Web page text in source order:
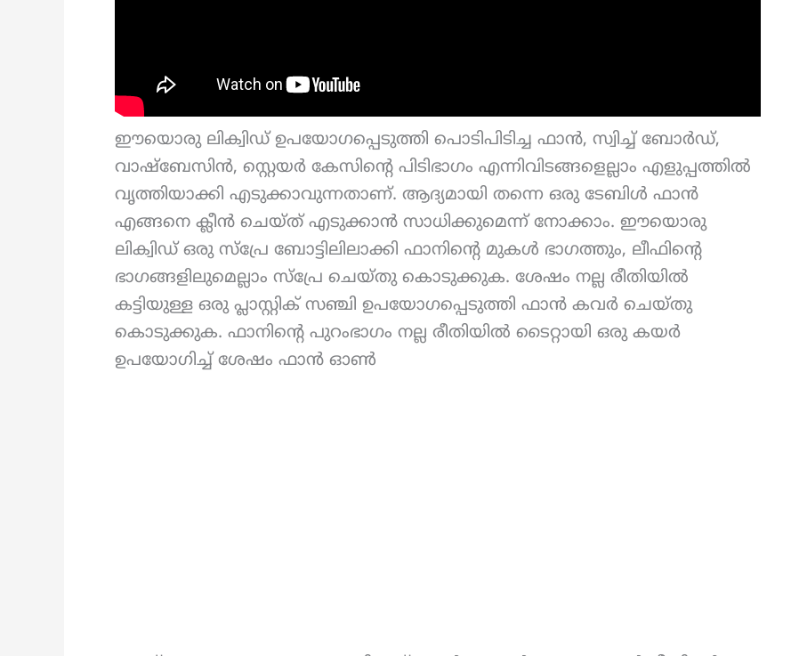
ഈയൊരു ലിക്വിഡ് ഉപയോഗപ്പെടുത്തി പൊടിപിടിച്ച ഫാൻ, സ്വിച്ച് ബോർഡ്,
വാഷ്ബേസിൻ, സ്റ്റെയർ കേസിന്റെ പിടിഭാഗം എന്നിവിടങ്ങളെല്ലാം എളുപ്പത്തിൽ
വൃത്തിയാക്കി എടുക്കാവുന്നതാണ്. ആദ്യമായി തന്നെ ഒരു ടേബിൾ ഫാൻ
എങ്ങനെ ക്ലീൻ ചെയ്ത് എടുക്കാൻ സാധിക്കുമെന്ന് നോക്കാം. ഈയൊരു
ലിക്വിഡ് ഒരു സ്പ്രേ ബോട്ടിലിലാക്കി ഫാനിന്റെ മുകൾ ഭാഗത്തും, ലീഫിന്റെ
ഭാഗങ്ങളിലുമെല്ലാം സ്പ്രേ ചെയ്തു കൊടുക്കുക. ശേഷം നല്ല രീതിയിൽ
കട്ടിയുള്ള ഒരു പ്ലാസ്റ്റിക് സഞ്ചി ഉപയോഗപ്പെടുത്തി ഫാൻ കവർ ചെയ്തു
കൊടുക്കുക. ഫാനിന്റെ പുറംഭാഗം നല്ല രീതിയിൽ ടൈറ്റായി ഒരു കയർ
ഉപയോഗിച്ച് ശേഷം ഫാൻ ഓൺ